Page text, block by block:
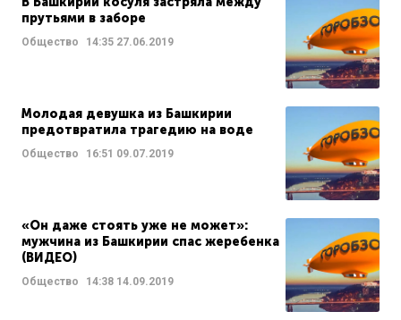
прутьями в заборе
Общество 14:35 27.06.2019
Молодая девушка из Башкирии
предотвратила трагедию на воде
Общество 16:51 09.07.2019
«Он даже стоять уже не может»:
мужчина из Башкирии спас жеребенка
(ВИДЕО)
Общество 14:38 14.09.2019